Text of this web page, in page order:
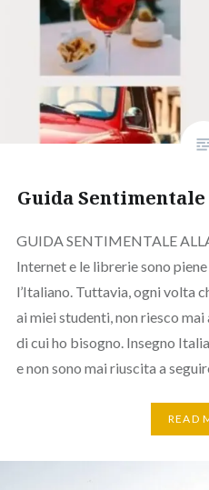
Guida
GUIDA SENTIMENTALE
Internet e le librerie sono
l’Italiano. Tuttavia, ogni volta
ai miei studenti, non riesco
di cui ho bisogno. Insegno
e non sono mai riuscita a
READ